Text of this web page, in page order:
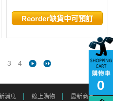
3 4
消息 線上購物
最新商品
0